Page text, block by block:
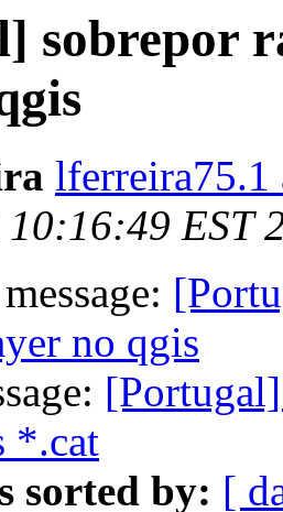
sobrepor
lferreira75.1
10:16:49 EST
no qgis
*.cat
sorted by: [